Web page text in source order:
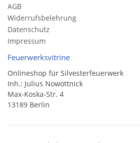
AGB
Widerrufsbelehrung
Datenschutz
Impressum
Feuerwerksvitrine
Onlineshop für Silvesterfeuerwerk
Inh.: Julius Nowottnick
Max-Koska-Str. 4
13189 Berlin